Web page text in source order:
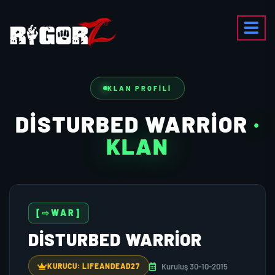
KLAN PROFILI
DISTURBED WARRIOR ·
KLAN
[⇨WAR]
DISTURBED WARRIOR
KURUCU: LIFEANDEAD27 Kuruluş 30-10-2015